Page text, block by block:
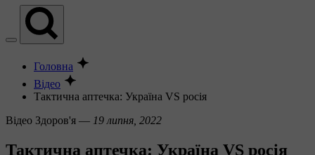
Головна
Відео
Тактична аптечка: Україна VS росія
Вiдео Здоров'я — 19 липня, 2022
Тактична аптечка: Україна VS росія